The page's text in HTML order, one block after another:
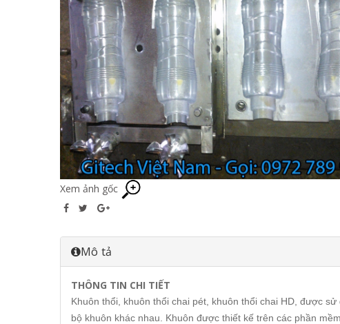
Xem ảnh gốc
Mô tả
THÔNG TIN CHI TIẾT
Khuôn thổi, khuôn thổi chai pét, khuôn thổi chai HD, được
bộ khuôn khác nhau. Khuôn được thiết kế trên các phần